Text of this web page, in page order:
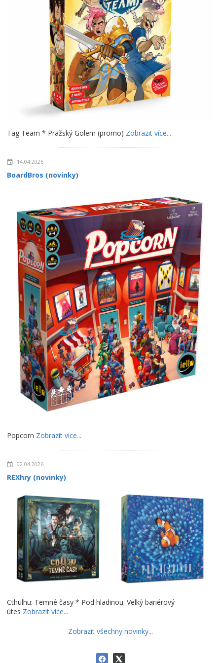
Tag Team * Pražský Golem (promo) Zobrazit více...
14.04.2026
BoardBros (novinky)
Popcorn Zobrazit více...
02.04.2026
REXhry (novinky)
Cthulhu: Temné časy * Pod hladinou: Velký bariérový
útes Zobrazit více...
Zobrazit všechny novinky...